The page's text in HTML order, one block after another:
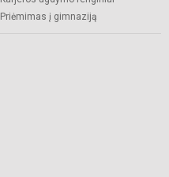
Priėmimas į gimnaziją